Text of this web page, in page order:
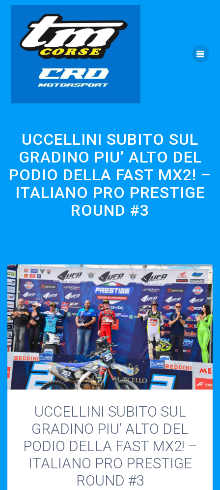
Skip
content
UCCELLINI SUBITO SUL
GRADINO PIU’ ALTO DEL
PODIO DELLA FAST MX2! –
ITALIANO PRO PRESTIGE
ROUND #3
UCCELLINI SUBITO SUL
GRADINO PIU’ ALTO DEL
PODIO DELLA FAST MX2! –
ITALIANO PRO PRESTIGE
ROUND #3